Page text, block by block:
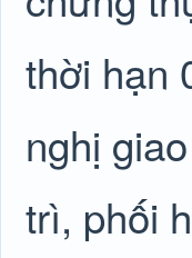
thời hạn
nghị
trì, phối